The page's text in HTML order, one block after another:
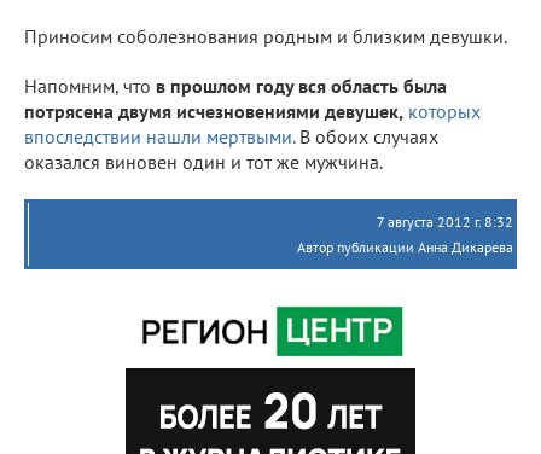
Приносим соболезнования родным и близким девушки.
Напомним, что в прошлом году вся область была
потрясена двумя исчезновениями девушек, которых
впоследствии нашли мертвыми.В обоих случаях
оказался виновен один и тот же мужчина.
7 августа 2012 г. 8:32
Автор публикации Анна Дикарева